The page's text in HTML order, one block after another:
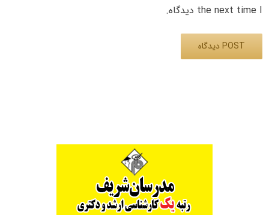
the next time I دیدگاه.